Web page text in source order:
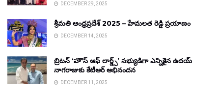
DECEMBER 29, 2025
శ్రీమతి ఆంధ్రప్రదేశ్ 2025 – హేమలత రెడ్డి ప్రయాణం
DECEMBER 14, 2025
బ్రిటన్ ‘హౌస్ ఆఫ్ లార్డ్స్’ సభ్యుడిగా ఎన్నికైన ఉదయ్
నాగరాజుకు కేటీఆర్ అభినందన
DECEMBER 11, 2025